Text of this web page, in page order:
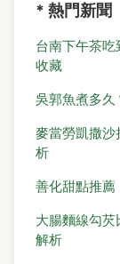
* 熱門新聞
台南下午茶
收藏
吳郭魚煮多久
麥當勞凱撒
析
善化甜點推薦
大腸麵線勾
解析